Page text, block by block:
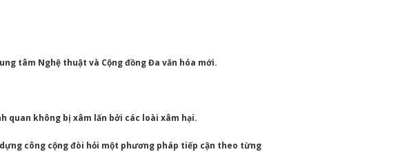
tâm Nghệ thuật và Cộng đồng Đa văn hóa mới.
quan không bị xâm lấn bởi các loài xâm hại.
công cộng đòi hỏi một phương pháp tiếp cận theo từng